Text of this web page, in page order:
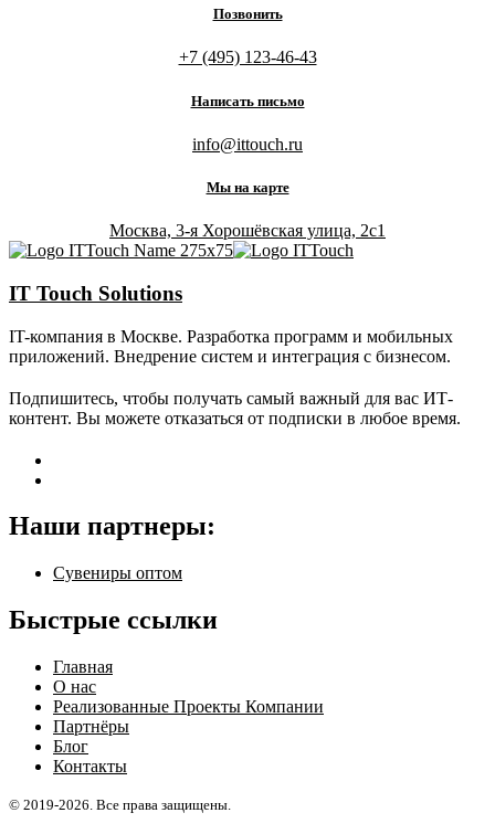
Позвонить
+7 (495) 123-46-43
Написать письмо
info@ittouch.ru
Мы на карте
Москва, 3-я Хорошёвская улица, 2с1
IT Touch Solutions
IT-компания в Москве. Разработка программ и мобильных
приложений. Внедрение систем и интеграция с бизнесом.
Подпишитесь, чтобы получать самый важный для вас ИТ-
контент. Вы можете отказаться от подписки в любое время.
Наши партнеры:
Сувениры оптом
Быстрые ссылки
Главная
О нас
Реализованные Проекты Компании
Партнёры
Блог
Контакты
© 2019-2026. Все права защищены.